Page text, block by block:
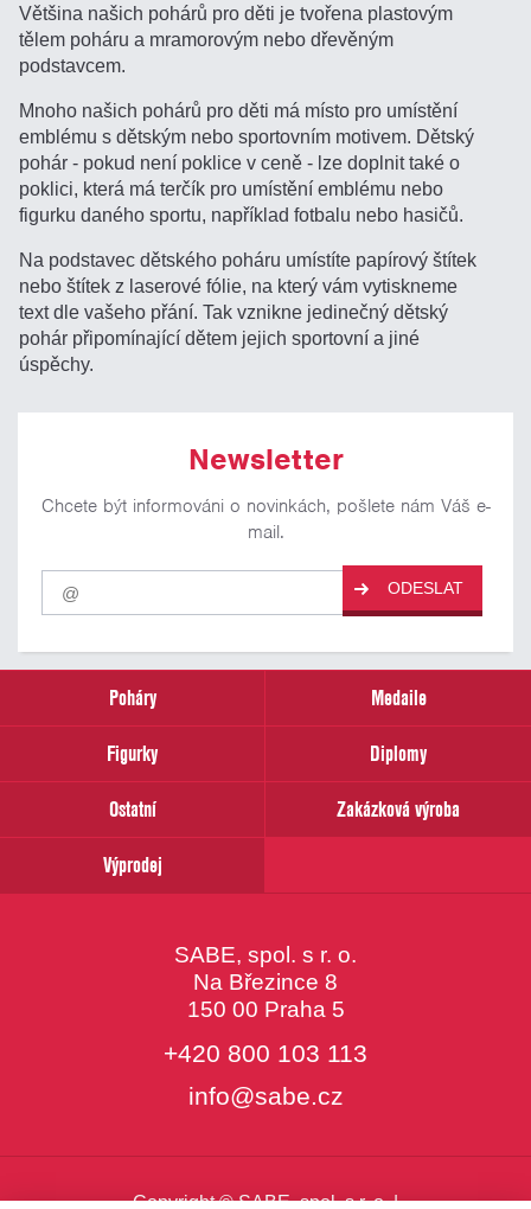
Většina našich pohárů pro děti je tvořena plastovým
tělem poháru a mramorovým nebo dřevěným
podstavcem.
Mnoho našich pohárů pro děti má místo pro umístění
emblému s dětským nebo sportovním motivem. Dětský
pohár - pokud není poklice v ceně - lze doplnit také o
poklici, která má terčík pro umístění emblému nebo
figurku daného sportu, například fotbalu nebo hasičů.
Na podstavec dětského poháru umístíte papírový štítek
nebo štítek z laserové fólie, na který vám vytiskneme
text dle vašeho přání. Tak vznikne jedinečný dětský
pohár připomínající dětem jejich sportovní a jiné
úspěchy.
Newsletter
Chcete být informováni o novinkách, pošlete nám Váš e-
mail.
Pro
odběr
našich
email
ODESLAT
Poháry
Medaile
Figurky
Diplomy
Ostatní
Zakázková výroba
Výprodej
SABE, spol. s r. o.
Na Březince 8
150 00 Praha 5
+420 800 103 113
info@sabe.cz
Copyright © SABE, spol. s r. o. |